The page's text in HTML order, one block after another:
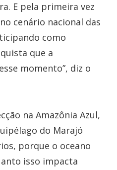
E pela primeira vez
cenário nacional das
como
que a
momento”, diz o
na Amazônia Azul,
do Marajó
porque o oceano
isso impacta